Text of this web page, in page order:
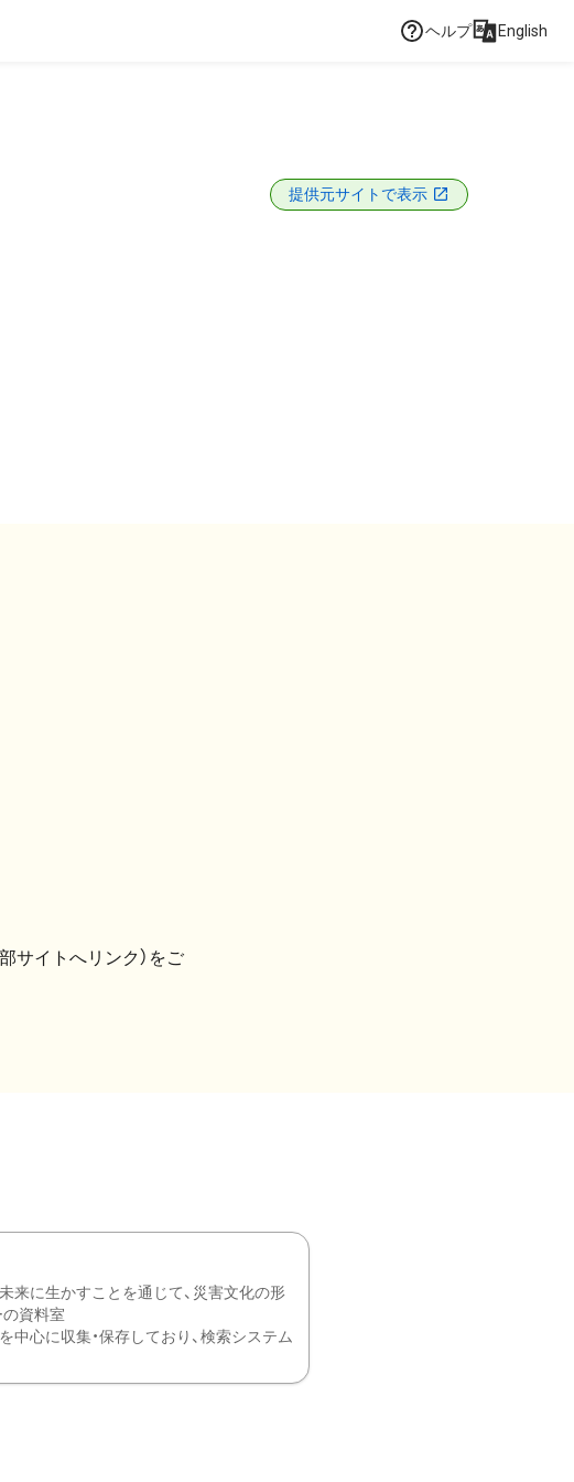
ヘルプ English
提供元サイトで表示
部サイトへリンク）をご
来に生かすことを通じて、災害文化の形
の資料室
心に収集・保存しており、検索システム